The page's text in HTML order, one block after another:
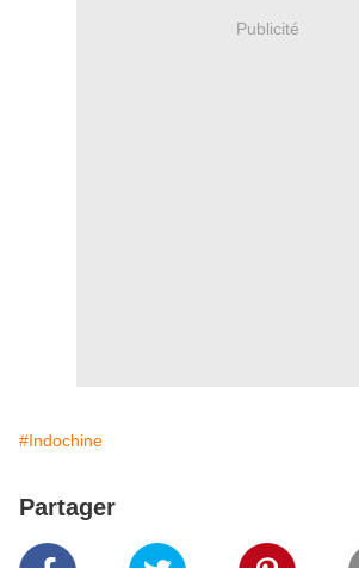
Publicité
#Indochine
Partager